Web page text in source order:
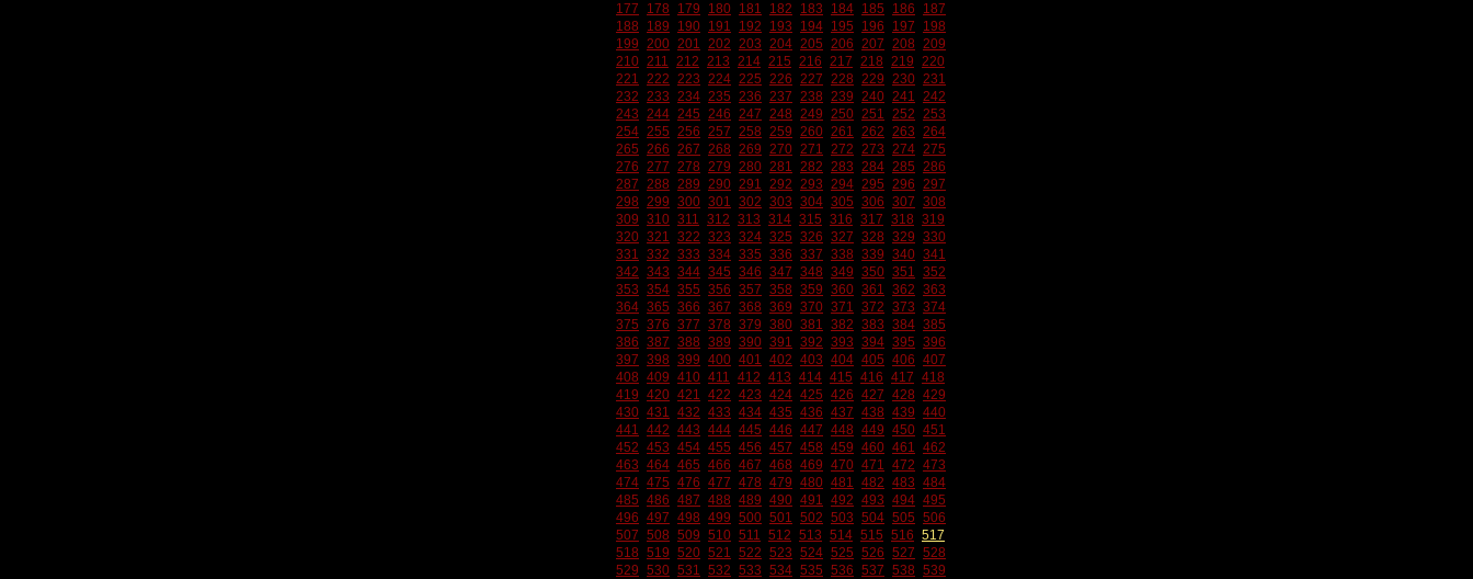
177
178 179 180 181 182 183 184 185 186
187
188
189 190 191 192 193 194 195 196 197
198
199 200 201 202 203 204 205 206 207 208 209
210 211 212 213 214 215 216 217 218 219 220
221 222 223 224 225 226 227 228 229 230 231
232 233 234 235 236 237 238 239 240 241 242
243 244 245 246 247 248 249 250 251 252 253
254 255 256 257 258 259 260 261 262 263 264
265 266 267 268 269 270 271 272 273 274 275
276 277 278 279 280 281 282 283 284 285 286
287 288 289 290 291 292 293 294 295 296 297
298 299 300 301 302 303 304 305 306 307 308
309 310 311 312 313 314 315 316 317 318 319
320 321 322 323 324 325 326 327 328 329 330
331 332 333 334 335 336 337 338 339 340 341
342 343 344 345 346 347 348 349 350 351 352
353 354 355 356 357 358 359 360 361 362 363
364 365 366 367 368 369 370 371 372 373 374
375 376 377 378 379 380 381 382 383 384 385
386 387 388 389 390 391 392 393 394 395 396
397 398 399 400 401 402 403 404 405 406 407
408 409 410 411 412 413 414 415 416 417 418
419 420 421 422 423 424 425 426 427 428 429
430 431 432 433 434 435 436 437 438 439 440
441 442 443 444 445 446 447 448 449 450 451
452 453 454 455 456 457 458 459 460 461 462
463 464 465 466 467 468 469 470 471 472 473
474 475 476 477 478 479 480 481 482 483 484
485 486 487 488 489 490 491 492 493 494 495
496 497 498 499 500 501 502 503 504 505 506
507 508 509 510 511 512 513 514 515 516 517
518 519 520 521 522 523 524 525 526 527 528
529 530 531 532 533 534 535 536 537 538 539